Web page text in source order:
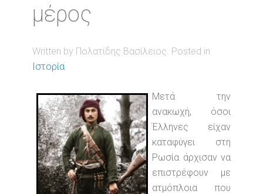
μέρος
Written by Πολατίδης Βασίλειος. Posted in
Ιστορία
Μετά την
ανακωχή, όσοι
Έλληνες είχαν
καταφύγει στη
Ρωσία άρχισαν να
επιστρέφουν με
ατμόπλοια που